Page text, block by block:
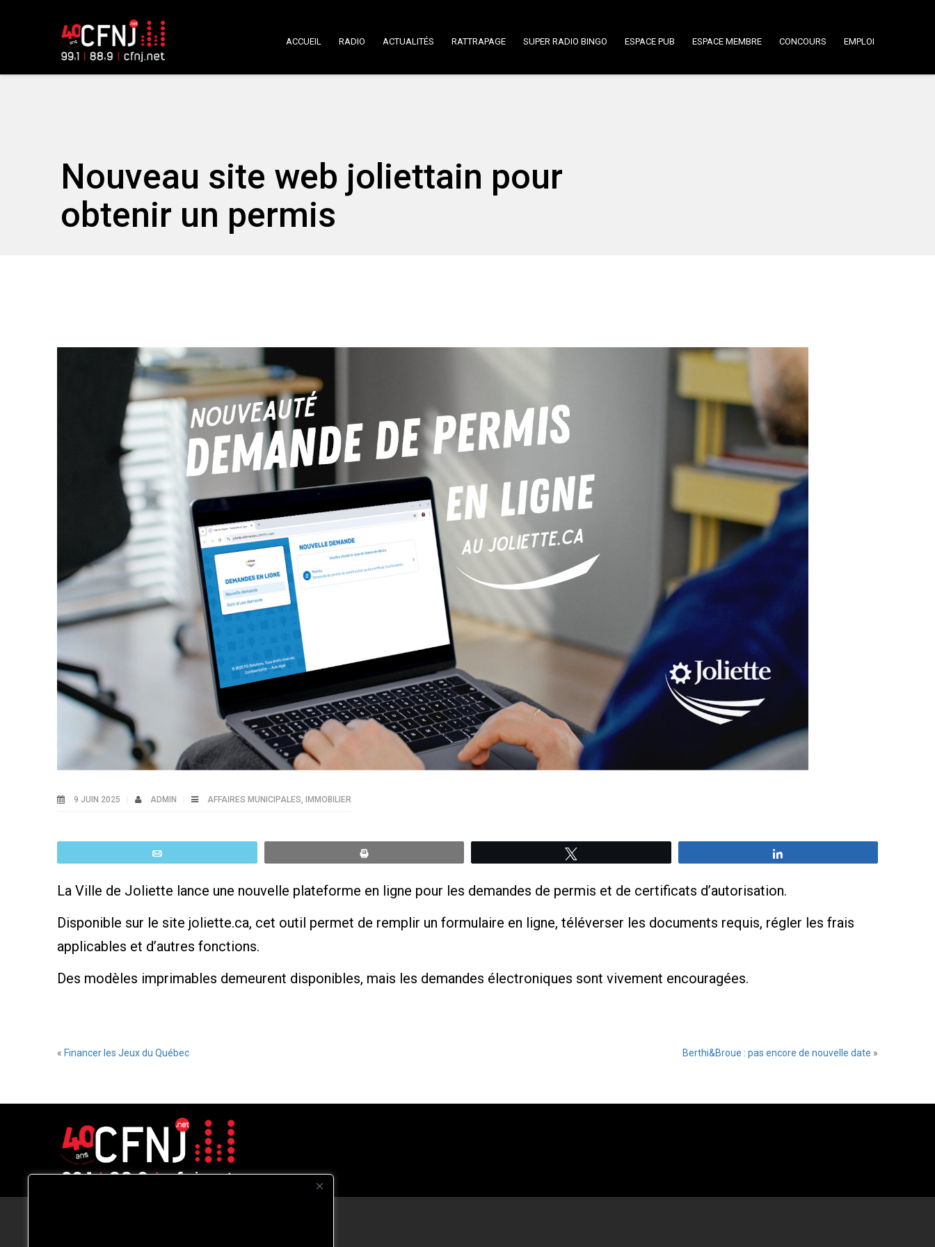
ACCUEIL RADIO ACTUALITÉS RATTRAPAGE SUPER RADIO BINGO ESPACE PUB ESPACE MEMBRE CONCOURS EMPLOI
Nouveau site web joliettain pour
obtenir un permis
9 JUIN 2025 ADMIN AFFAIRES MUNICIPALES, IMMOBILIER
La Ville de Joliette lance une nouvelle plateforme en ligne pour les demandes de permis et de certificats d’autorisation.
Disponible sur le site joliette.ca, cet outil permet de remplir un formulaire en ligne, téléverser les documents requis, régler les frais
applicables et d’autres fonctions.
Des modèles imprimables demeurent disponibles, mais les demandes électroniques sont vivement encouragées.
« Financer les Jeux du Québec Berthi&Broue : pas encore de nouvelle date »